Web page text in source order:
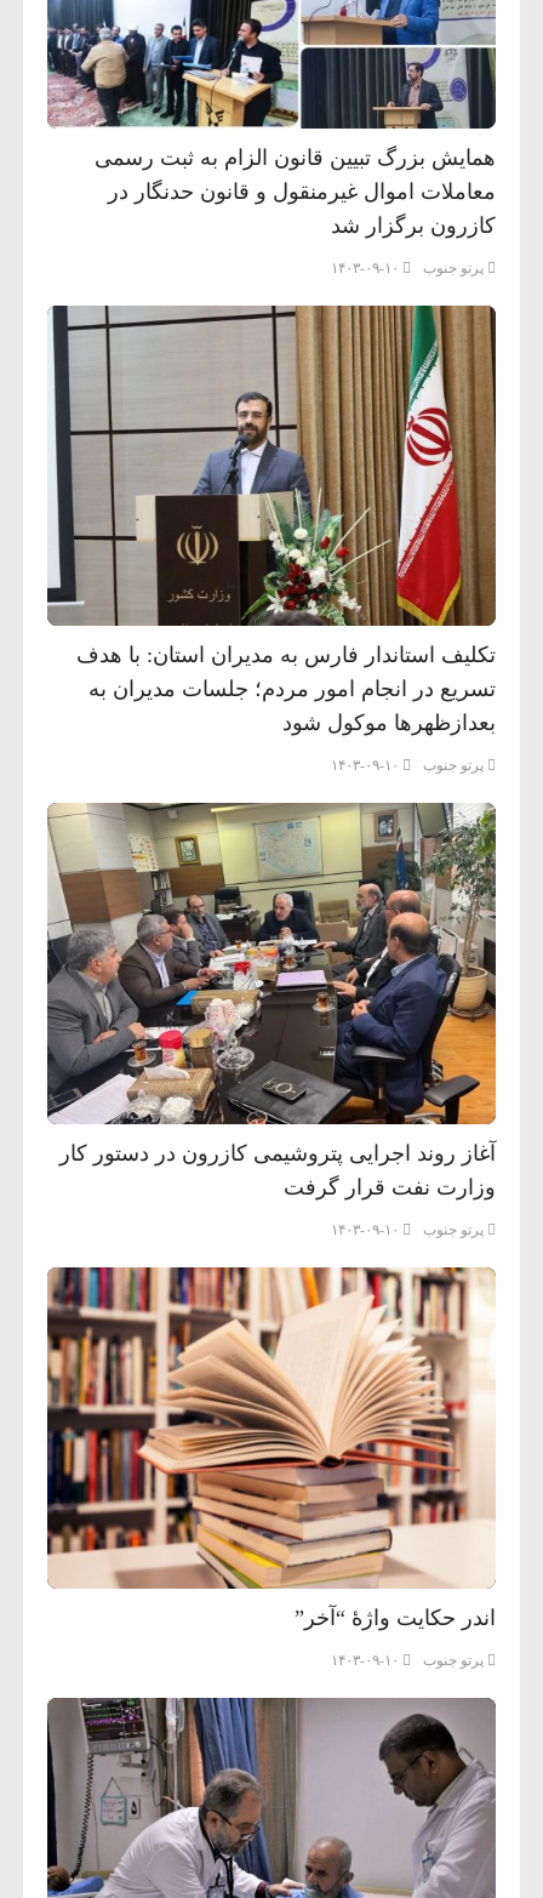
همایش بزرگ‌ تبیین قانون الزام به ثبت رسمی
معاملات اموال غیرمنقول و قانون حدنگار در
کازرون برگزار شد
پرتو جنوب ۱۴۰۳-۰۹-۱۰
تکلیف استاندار فارس به مدیران استان: با هدف
تسریع در انجام امور مردم؛ جلسات مدیران به
بعدازظهرها موکول شود
پرتو جنوب ۱۴۰۳-۰۹-۱۰
آغاز روند اجرایی پتروشیمی کازرون در دستور کار
وزارت نفت قرار گرفت
پرتو جنوب ۱۴۰۳-۰۹-۱۰
اندر حکایت واژهٔ “آخر”
پرتو جنوب ۱۴۰۳-۰۹-۱۰